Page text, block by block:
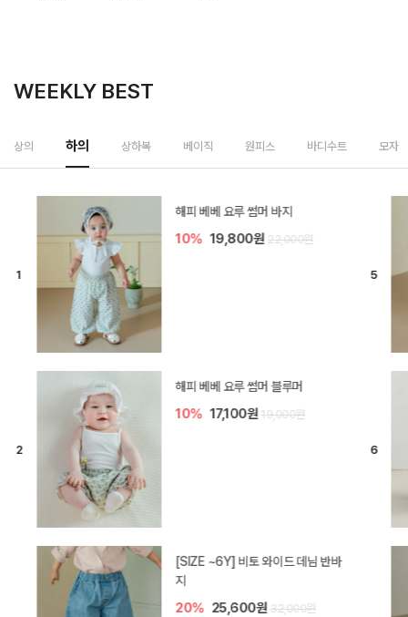
WEEKLY BEST
상의 하의 상하복 베이직 원피스 바디수트 모자
[SIZE ~6Y] 델린 린넨 바지
10% 21,600원 24,000원
듀이 아기 바지
10% 17,100원 19,000원
[SIZE ~6Y] 라핀 카프리 팬츠
30%